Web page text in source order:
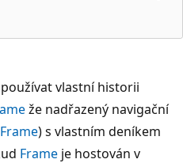
vlastní historii
že nadřazený navigační
Frame) s vlastním deníkem
Frame je hostován v